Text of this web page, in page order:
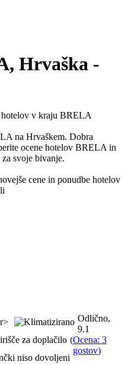
Hrvaška -
hotelov v kraju BRELA
na Hrvaškem. Dobra
ocene hotelov BRELA in
svoje bivanje.
cene in ponudbe hotelov
Odlično,
9.1
(Ocena: 3
gostov)